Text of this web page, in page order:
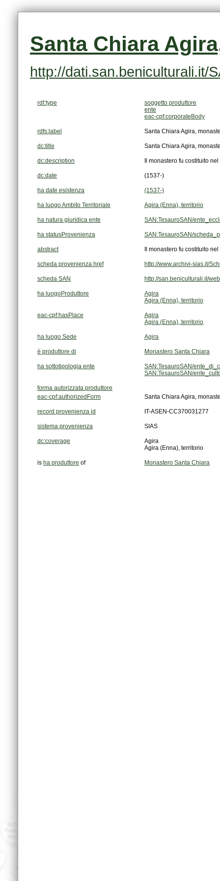
Santa Chiara
http://dati.san.beniculturali.it/
rdf:type
soggetto produttore
ente
eac-cpf:corporateBody
rdfs:label Santa Chiara Agira,
dc:title Santa Chiara Agira,
dc:description Il monastero fu costituito
dc:date (1537-)
ha date esistenza (1537-)
ha luogo Ambito Territoriale Agira (Enna), territorio
ha natura giuridica ente SAN:TesauroSAN/
ha statusProvenienza SAN:TesauroSAN/
abstract Il monastero fu costituito
scheda provenienza href http://www.archivi-sias.it/
scheda SAN http://san.beniculturali.it/
ha luogoProduttore
Agira
Agira (Enna), territorio
eac-cpf:hasPlace
Agira
Agira (Enna), territorio
ha luogo Sede Agira
è produttore di Monastero Santa Chiara
ha sottotipologia ente
SAN:TesauroSAN/
SAN:TesauroSAN/
forma autorizzata produttore
eac-cpf:authorizedForm
Santa Chiara Agira,
record provenienza id IT-ASEN-CC370031277
sistema provenienza SIAS
dc:coverage
Agira
Agira (Enna), territorio
is ha produttore of Monastero Santa Chiara